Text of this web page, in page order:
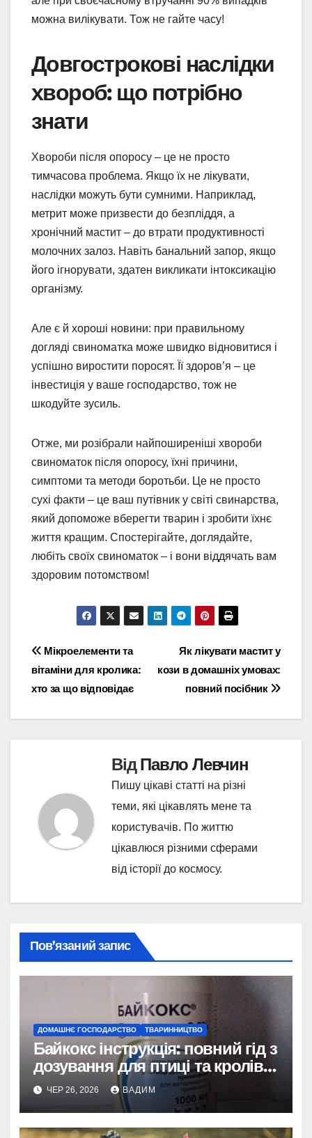
можна вилікувати. Тож не гайте часу!
Довгострокові наслідки
хвороб: що потрібно
знати
Хвороби після опоросу – це не просто
тимчасова проблема. Якщо їх не лікувати,
наслідки можуть бути сумними. Наприклад,
метрит може призвести до безпліддя, а
хронічний мастит – до втрати продуктивності
молочних залоз. Навіть банальний запор, якщо
його ігнорувати, здатен викликати інтоксикацію
організму.
Але є й хороші новини: при правильному
догляді свиноматка може швидко відновитися і
успішно виростити поросят. Її здоров’я – це
інвестиція у ваше господарство, тож не
шкодуйте зусиль.
Отже, ми розібрали найпоширеніші хвороби
свиноматок після опоросу, їхні причини,
симптоми та методи боротьби. Це не просто
сухі факти – це ваш путівник у світі свинарства,
який допоможе вберегти тварин і зробити їхнє
життя кращим. Спостерігайте, доглядайте,
любіть своїх свиноматок – і вони віддячать вам
здоровим потомством!
Навігація
записів
Як лікувати мастит у
кози в домашніх умовах:
повний посібник
Мікроелементи та
вітаміни для кролика:
хто за що відповідає
ВідПавло Левчин
Пишу цікаві статті на різні
теми, які цікавлять мене та
користувачів. По життю
цікавлюся різними сферами
від історії до космосу.
Пов’язаний запис
ДОМАШНЄ ГОСПОДАРСТВО ТВАРИННИЦТВО
Байкокс інструкція: повний гід з
дозування для птиці та кролів у
2026 році
ЧЕР 26, 2026 ВАДИМ